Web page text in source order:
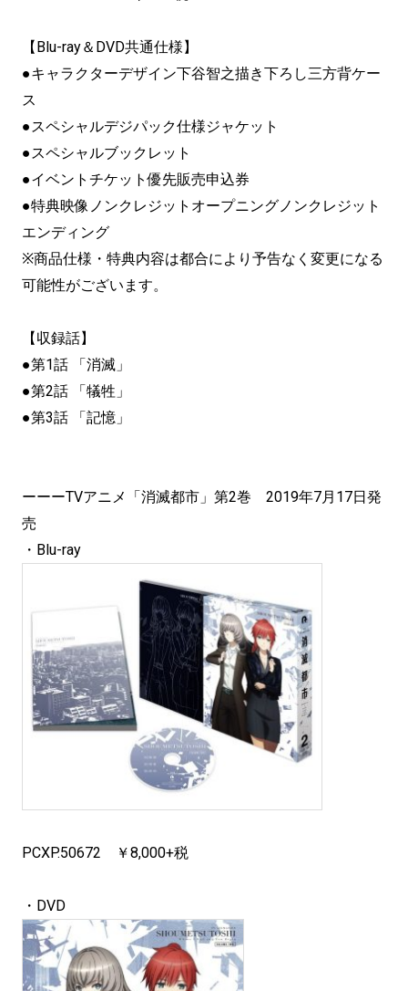
【Blu-ray＆DVD共通仕様】
●キャラクターデザイン下谷智之描き下ろし三方背ケー
ス
●スペシャルデジパック仕様ジャケット
●スペシャルブックレット
●イベントチケット優先販売申込券
●特典映像ノンクレジットオープニングノンクレジット
エンディング
※商品仕様・特典内容は都合により予告なく変更になる
可能性がございます。
【収録話】
●第1話 「消滅」
●第2話 「犠牲」
●第3話 「記憶」
ーーーTVアニメ「消滅都市」第2巻 2019年7月17日発
売
・Blu-ray
PCXP.50672 ￥8,000+税
・DVD